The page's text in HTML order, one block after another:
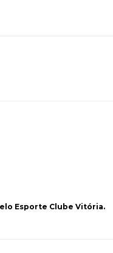
Esporte Clube Vitória.